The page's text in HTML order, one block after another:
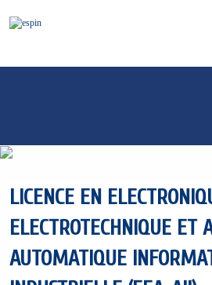
LICENCE EN
ELECTROTECHNIQUE ET
AUTOMATIQUE